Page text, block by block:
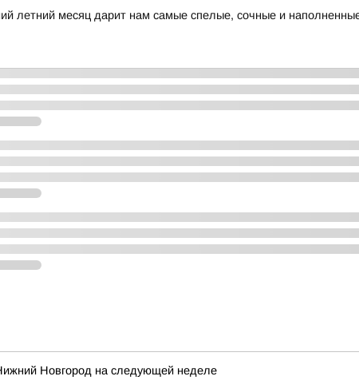
летний месяц дарит нам самые спелые, сочные и
Новгород на следующей неделе